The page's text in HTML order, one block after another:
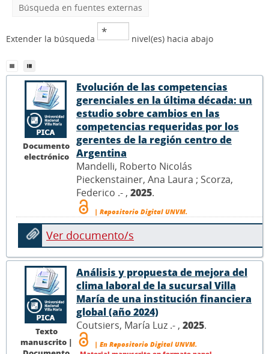
Búsqueda en fuentes externas
Extender la búsqueda nivel(es) hacia abajo
Documento
electrónico
Evolución de las competencias
gerenciales en la última década: un
estudio sobre cambios en las
competencias requeridas por los
gerentes de la región centro de
Argentina
Mandelli, Roberto Nicolás
Pieckenstainer, Ana Laura ; Scorza,
Federico .- , 2025.
| Repositorio Digital UNVM.
Ver documento/s
Texto
manuscrito |
Análisis y propuesta de mejora del
clima laboral de la sucursal Villa
María de una institución financiera
global (año 2024)
Coutsiers, María Luz .- , 2025.
| En Repositorio Digital UNVM.